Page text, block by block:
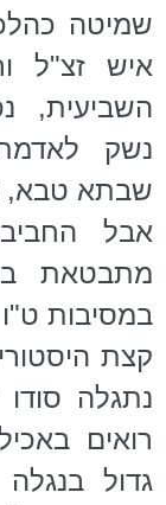
שמיטה
איש זצ"ל
השביעית,
נשק
שבתא טבא,
אבל
מתבטאת
במסיבות
קצת
נתגלה
רואים
גדול